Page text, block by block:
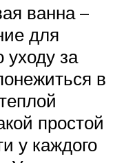
ванна –
для
уходу за
в
простой
у каждого